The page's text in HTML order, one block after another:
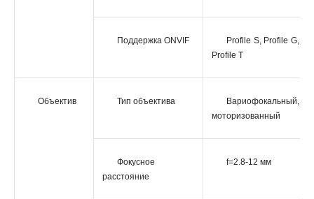
Поддержка ONVIF
Profile S, Profile G,
Profile Т
Объектив Тип объектива
Вариофокальный,
моторизованный
Фокусное
расстояние
f=2.8-12 мм